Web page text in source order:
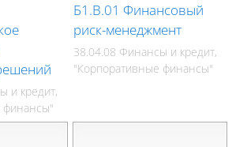
и кредит,
финансы"
Б1.В.01 Финансовый
риск-менеджмент
38.04.08 Финансы и кредит,
"Корпоративные финансы"